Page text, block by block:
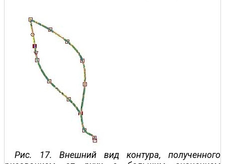
Рис. 17. Внешний вид контура, полученного